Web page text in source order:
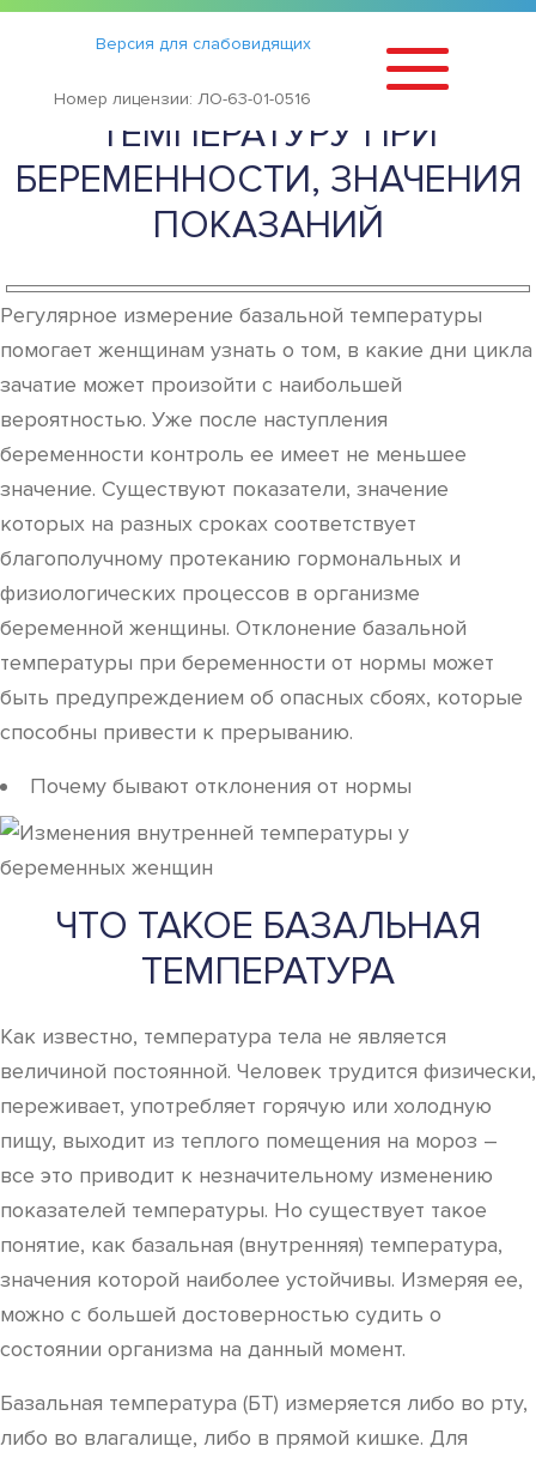
Версия для слабовидящих
Номер лицензии: ЛО-63-01-0516
Статьи ›
КАК ИЗМЕРЯТЬ БАЗАЛЬНУЮ
ТЕМПЕРАТУРУ ПРИ
БЕРЕМЕННОСТИ, ЗНАЧЕНИЯ
ПОКАЗАНИЙ
Регулярное измерение базальной температуры
помогает женщинам узнать о том, в какие дни цикла
зачатие может произойти с наибольшей
вероятностью. Уже после наступления
беременности контроль ее имеет не меньшее
значение. Существуют показатели, значение
которых на разных сроках соответствует
благополучному протеканию гормональных и
физиологических процессов в организме
беременной женщины. Отклонение базальной
температуры при беременности от нормы может
быть предупреждением об опасных сбоях, которые
способны привести к прерыванию.
Почему бывают отклонения от нормы
ЧТО ТАКОЕ БАЗАЛЬНАЯ
ТЕМПЕРАТУРА
Как известно, температура тела не является
величиной постоянной. Человек трудится физически,
переживает, употребляет горячую или холодную
пищу, выходит из теплого помещения на мороз –
все это приводит к незначительному изменению
показателей температуры. Но существует такое
понятие, как базальная (внутренняя) температура,
значения которой наиболее устойчивы. Измеряя ее,
можно с большей достоверностью судить о
состоянии организма на данный момент.
Базальная температура (БТ) измеряется либо во рту,
либо во влагалище, либо в прямой кишке. Для